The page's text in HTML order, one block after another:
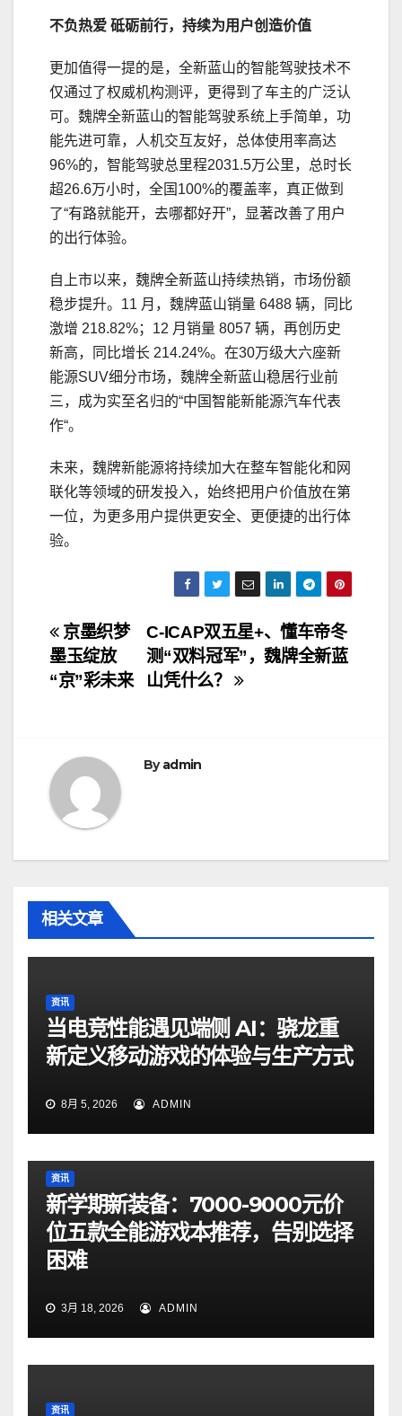
不负热爱 砥砺前行，持续为用户创造价值
更加值得一提的是，全新蓝山的智能驾驶技术不
仅通过了权威机构测评，更得到了车主的广泛认
可。魏牌全新蓝山的智能驾驶系统上手简单，功
能先进可靠，人机交互友好，总体使用率高达
96%的，智能驾驶总里程2031.5万公里，总时长
超26.6万小时，全国100%的覆盖率，真正做到
了“有路就能开，去哪都好开”，显著改善了用户
的出行体验。
自上市以来，魏牌全新蓝山持续热销，市场份额
稳步提升。11 月，魏牌蓝山销量 6488 辆，同比
激增 218.82%；12 月销量 8057 辆，再创历史
新高，同比增长 214.24%。在30万级大六座新
能源SUV细分市场，魏牌全新蓝山稳居行业前
三，成为实至名归的“中国智能新能源汽车代表
作“。
未来，魏牌新能源将持续加大在整车智能化和网
联化等领域的研发投入，始终把用户价值放在第
一位，为更多用户提供更安全、更便捷的出行体
验。
文
章
航
C-ICAP双五星+、懂车帝冬
测“双料冠军”，魏牌全新蓝
山凭什么？
京墨织梦
墨玉绽放
“京”彩未来
Byadmin
相关文章
资讯
当电竞性能遇见端侧 AI：骁龙重
新定义移动游戏的体验与生产方式
8月 5, 2026 ADMIN
资讯
新学期新装备：7000-9000元价
位五款全能游戏本推荐，告别选择
困难
3月 18, 2026 ADMIN
资讯